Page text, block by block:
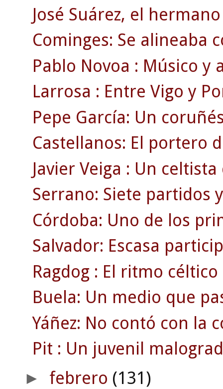
José Suárez, el
Cominges: Se alineaba
Pablo Novoa : Músico y
Larrosa : Entre Vigo y
Pepe García: Un
Castellanos: El portero
Javier Veiga : Un
Serrano: Siete partidos
Córdoba: Uno de los
Salvador: Escasa
Ragdog : El ritmo céltico
Buela: Un medio que
Yáñez: No contó con la
Pit : Un juvenil
► febrero (131)